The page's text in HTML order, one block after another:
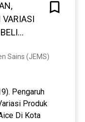
VARIASI
Sains (JEMS)
Pengaruh
Produk
Di Kota